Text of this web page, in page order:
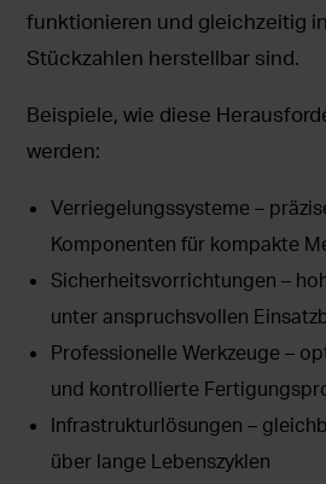
funktionieren und gleichzeitig
Stückzahlen herstellbar sind.
Beispiele, wie diese
werden:
Verriegelungssysteme –
Komponenten für kompakte
Sicherheitsvorrichtungen –
unter anspruchsvollen
Professionelle Werkzeuge –
und kontrollierte
Infrastrukturlösungen –
über lange Lebenszyklen